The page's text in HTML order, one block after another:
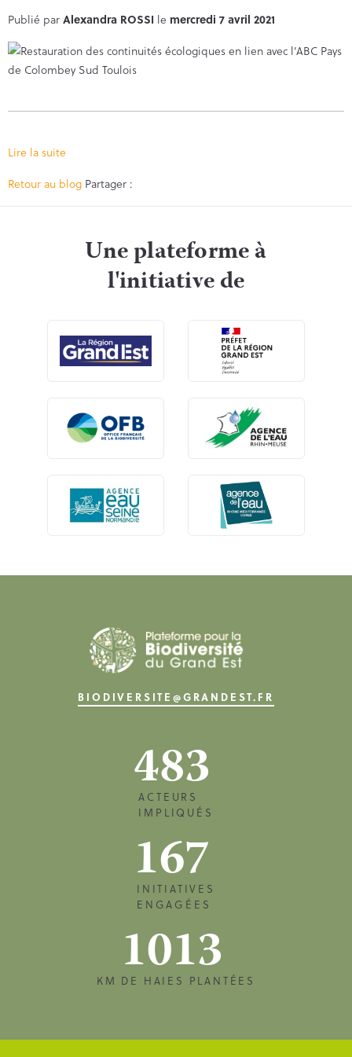
Publié parAlexandra ROSSI le mercredi 7 avril 2021
Lire la suite
Retour au blog Partager :
Une plateforme à
l'initiative de
BIODIVERSITE@GRANDEST.FR
483
ACTEURS
IMPLIQUÉS
167
INITIATIVES
ENGAGÉES
1013
KM DE HAIES PLANTÉES